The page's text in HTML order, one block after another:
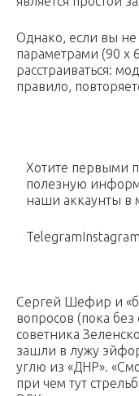
Однако, если вы
параметрами (90 x
расстраиваться:
правило,
Хотите первыми
полезную
наши аккаунты в
Сергей Шефир и
вопросов (пока
советника
зашли в лужу
углю из «ДНР».
при чем тут